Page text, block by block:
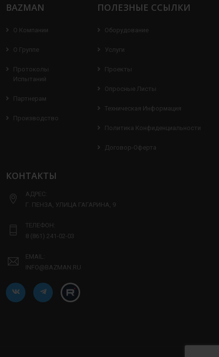
BAZMAN
О Компании
О Группе
Протоколы
Испытаний
Партнерам
Производство
ПОЛЕЗНЫЕ ССЫЛКИ
Оборудование
Услуги
Проекты
Опросные Листы
Техническая Информация
Политика Конфиденциальности
Договор-Оферта
КОНТАКТЫ
АДРЕС:
Г. ПЕНЗА, УЛИЦА ГАГАРИНА, 9
ТЕЛЕФОН:
8 (861) 241-02-03
EMAIL:
INFO@BAZMAN.RU